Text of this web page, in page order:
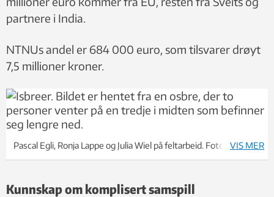
partnere i India.
NTNUs andel er 684 000 euro, som tilsvarer drøyt
7,5 millioner kroner.
Pascal Egli, Ronja Lappe og Julia Wiel på feltarbeid. Foto: Gotheca
VIS MER
Kunnskap om komplisert samspill